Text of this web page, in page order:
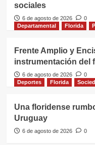
sociales
6 de agosto de 2026
0
Departamental
Florida
Frente Amplio y
instrumentación del
6 de agosto de 2026
0
Deportes
Florida
Una floridense
Uruguay
6 de agosto de 2026 0